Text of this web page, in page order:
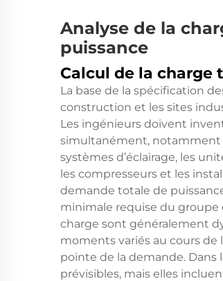
Analyse de la
puissance
Calcul de la charge
La base de la spécification
construction et les sites
Les ingénieurs doivent
simultanément, notamment
systèmes d’éclairage, les
les compresseurs et les
demande totale de
minimale requise du groupe
charge sont généralement
moments variés au cours de
pointe de la demande. Dans
prévisibles, mais elles